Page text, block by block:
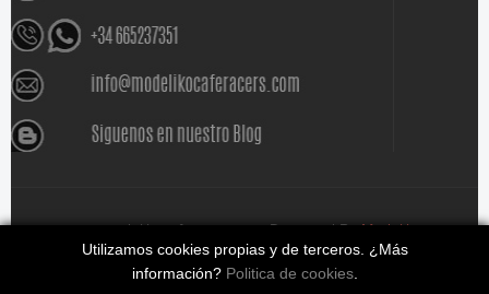
Utilizamos cookies propias y de terceros. ¿Más
información? Politica de cookies.
www.modelikocaferacers.com Designed By Modeliko